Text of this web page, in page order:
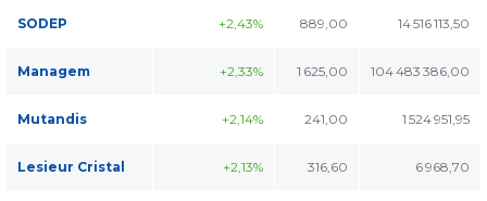
SODEP +2,43% 889,00 14 516 113,50
Managem +2,33% 1 625,00 104 483 386,00
Mutandis +2,14% 241,00 1 524 951,95
Lesieur Cristal +2,13% 316,60 6 968,70